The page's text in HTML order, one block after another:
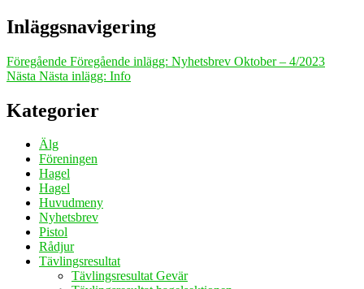
Inläggsnavigering
Föregående Föregående inlägg: Nyhetsbrev Oktober – 4/2023
Nästa Nästa inlägg: Info
Kategorier
Älg
Föreningen
Hagel
Hagel
Huvudmeny
Nyhetsbrev
Pistol
Rådjur
Tävlingsresultat
Tävlingsresultat Gevär